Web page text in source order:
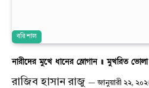
বরিশাল
নারীদের মুখে ধানের স্লোগান ॥ মুখরিত
রাজিব হাসান রাজু জানুয়ারী ২২,